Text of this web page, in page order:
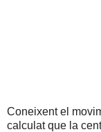
Coneixent el
calculat que la